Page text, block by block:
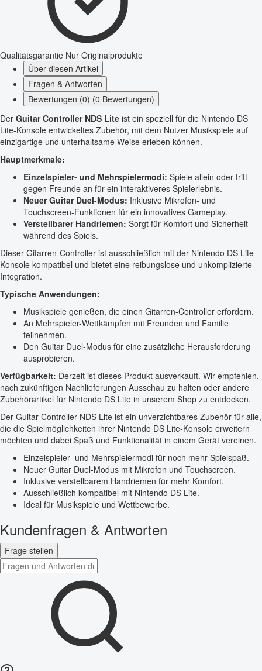
Qualitätsgarantie Nur Originalprodukte
Über diesen Artikel
Fragen & Antworten
Bewertungen (0) (0 Bewertungen)
Der Guitar Controller NDS Lite ist ein speziell für die Nintendo DS
Lite-Konsole entwickeltes Zubehör, mit dem Nutzer Musikspiele auf
einzigartige und unterhaltsame Weise erleben können.
Hauptmerkmale:
Einzelspieler- und Mehrspielermodi: Spiele allein oder tritt
gegen Freunde an für ein interaktiveres Spielerlebnis.
Neuer Guitar Duel-Modus: Inklusive Mikrofon- und
Touchscreen-Funktionen für ein innovatives Gameplay.
Verstellbarer Handriemen: Sorgt für Komfort und Sicherheit
während des Spiels.
Dieser Gitarren-Controller ist ausschließlich mit der Nintendo DS Lite-
Konsole kompatibel und bietet eine reibungslose und unkomplizierte
Integration.
Typische Anwendungen:
Musikspiele genießen, die einen Gitarren-Controller erfordern.
An Mehrspieler-Wettkämpfen mit Freunden und Familie
teilnehmen.
Den Guitar Duel-Modus für eine zusätzliche Herausforderung
ausprobieren.
Verfügbarkeit: Derzeit ist dieses Produkt ausverkauft. Wir empfehlen,
nach zukünftigen Nachlieferungen Ausschau zu halten oder andere
Zubehörartikel für Nintendo DS Lite in unserem Shop zu entdecken.
Der Guitar Controller NDS Lite ist ein unverzichtbares Zubehör für alle,
die die Spielmöglichkeiten ihrer Nintendo DS Lite-Konsole erweitern
möchten und dabei Spaß und Funktionalität in einem Gerät vereinen.
Einzelspieler- und Mehrspielermodi für noch mehr Spielspaß.
Neuer Guitar Duel-Modus mit Mikrofon und Touchscreen.
Inklusive verstellbarem Handriemen für mehr Komfort.
Ausschließlich kompatibel mit Nintendo DS Lite.
Ideal für Musikspiele und Wettbewerbe.
Kundenfragen & Antworten
Frage stellen